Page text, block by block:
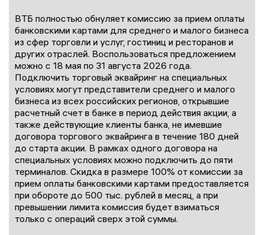
ВТБ полностью обнуляет комиссию за прием оплаты
банковскими картами для среднего и малого бизнеса
из сфер торговли и услуг, гостиниц и ресторанов и
других отраслей. Воспользоваться предложением
можно с 18 мая по 31 августа 2026 года.
Подключить торговый эквайринг на специальных
условиях могут представители среднего и малого
бизнеса из всех российских регионов, открывшие
расчетный счет в банке в период действия акции, а
также действующие клиенты банка, не имевшие
договора торгового эквайринга в течение 180 дней
до старта акции. В рамках одного договора на
специальных условиях можно подключить до пяти
терминалов. Скидка в размере 100% от комиссии за
прием оплаты банковскими картами предоставляется
при обороте до 500 тыс. рублей в месяц, а при
превышении лимита комиссия будет взиматься
только с операций сверх этой суммы.